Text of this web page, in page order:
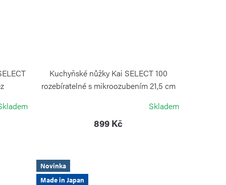
Kuchyňské nůžky Kai SELECT 100
rozebíratelné s mikroozubením 21,5 cm
Skladem
899 Kč
Novinka
Made in Japan